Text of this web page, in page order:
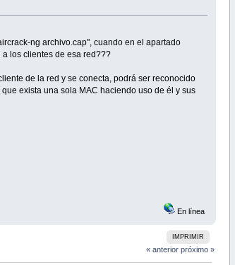
ng archivo.cap", cuando en el apartado
los clientes de esa red???
de la red y se conecta, podrá ser reconocido
exista una sola MAC haciendo uso de él y sus
En línea
IMPRIMIR
« anterior próximo »